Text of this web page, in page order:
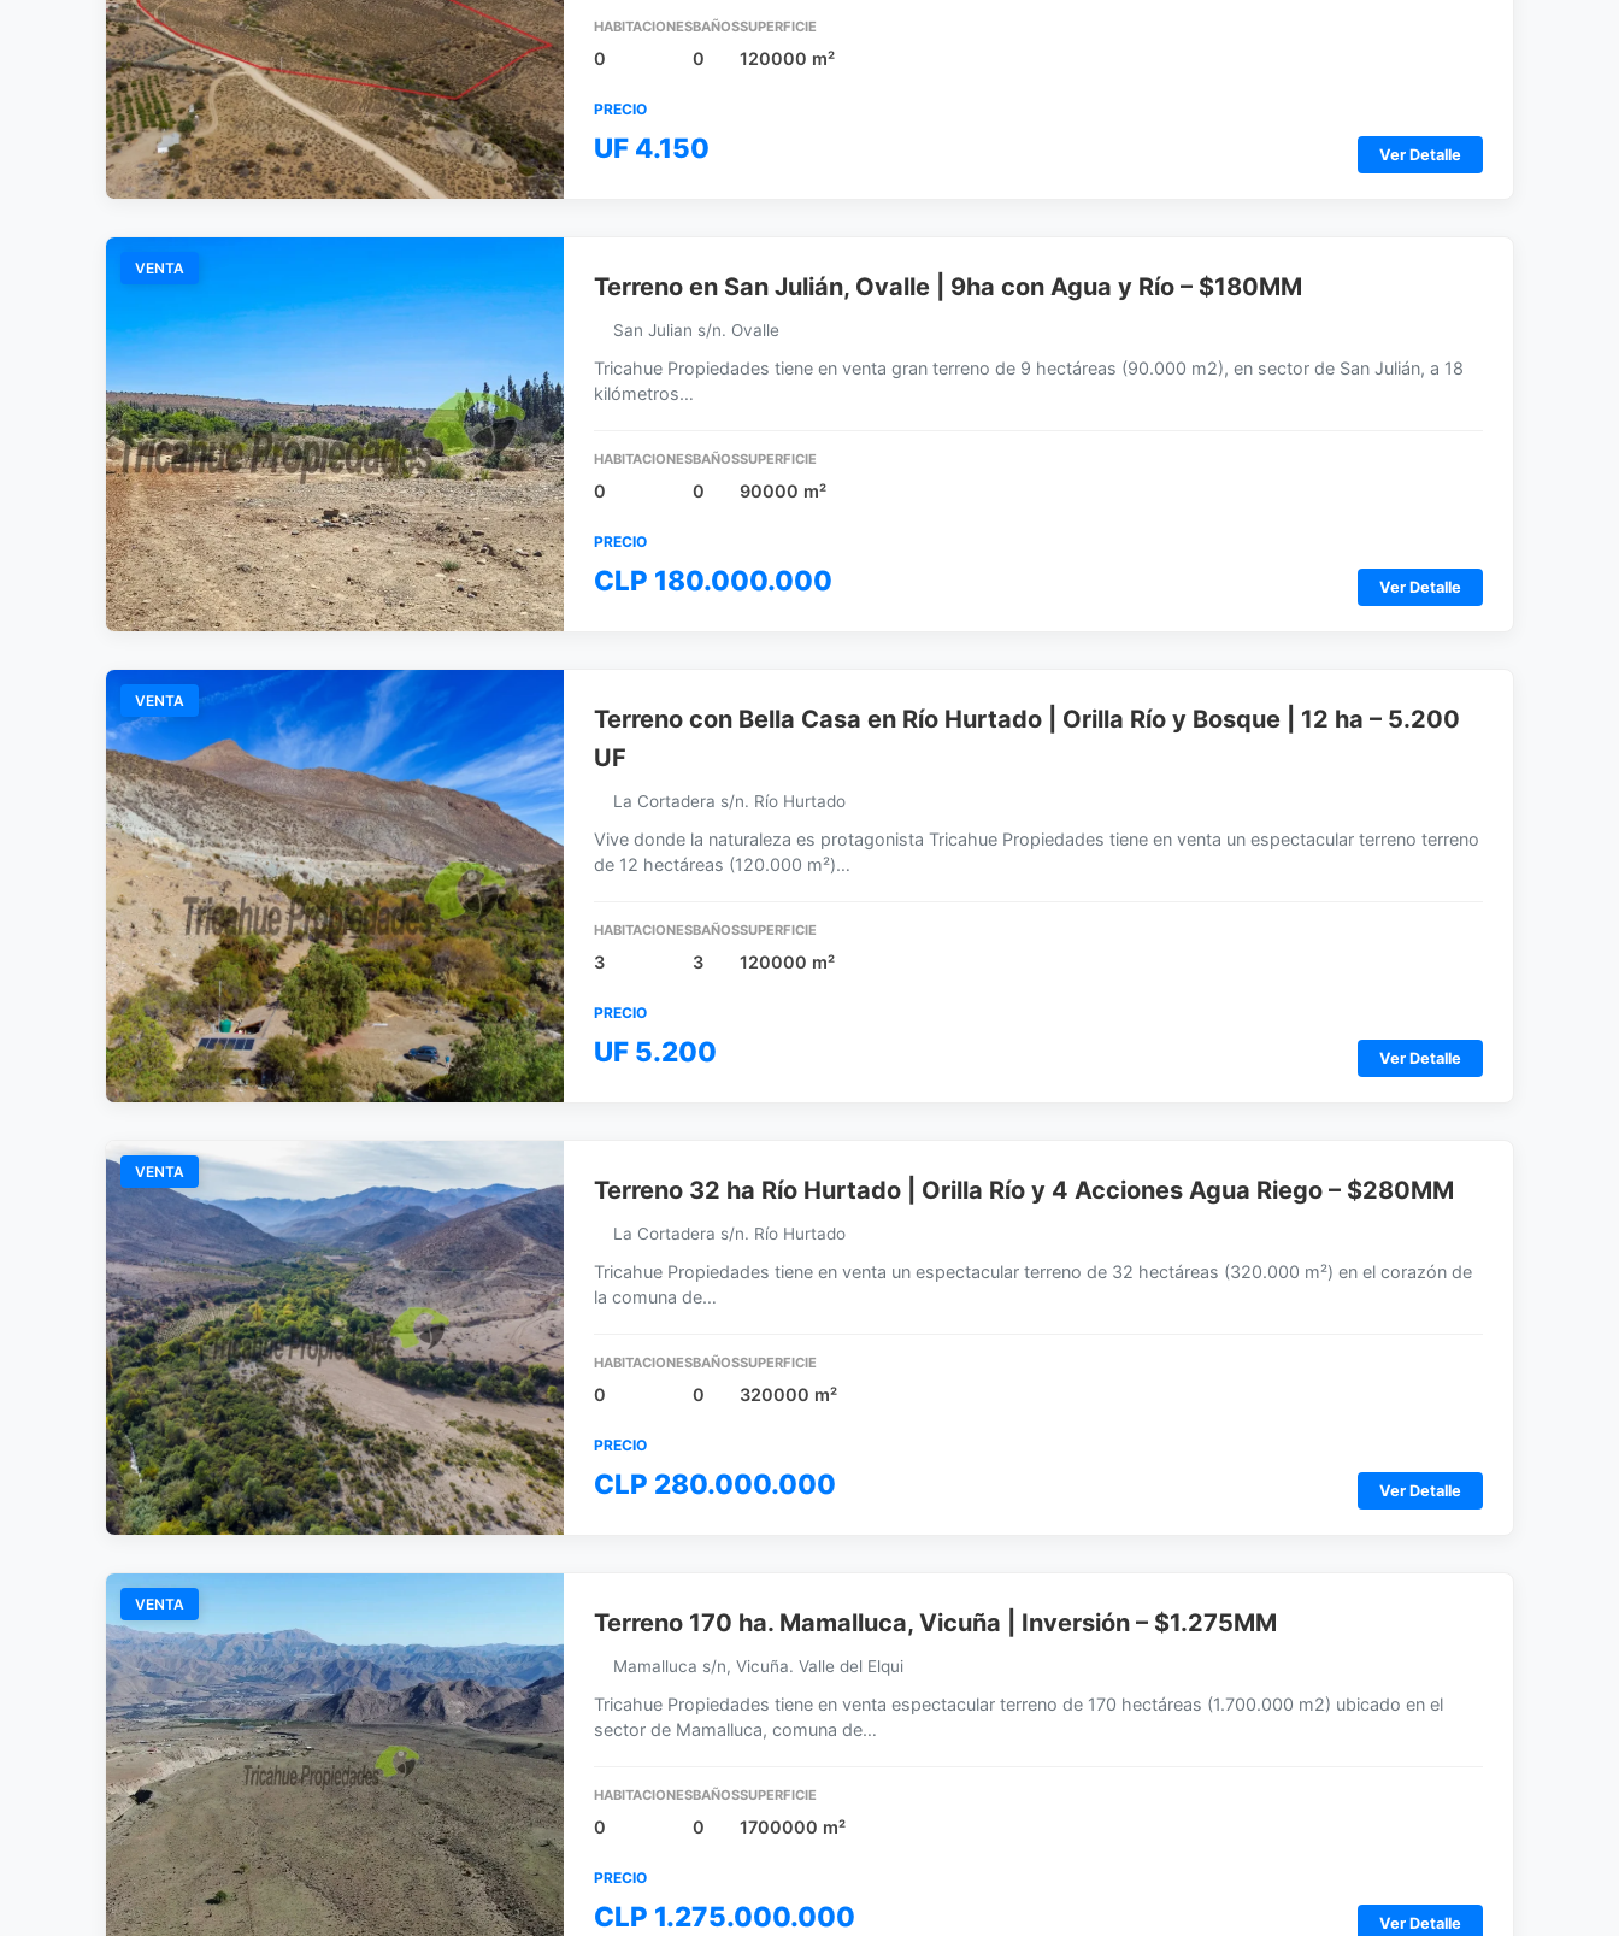
HABITACIONES
0
BAÑOS
0
SUPERFICIE
120000 m²
PRECIO
UF 4.150 Ver Detalle
VENTA
Terreno en San Julián, Ovalle | 9ha con Agua y Río – $180MM
San Julian s/n. Ovalle
Tricahue Propiedades tiene en venta gran terreno de 9 hectáreas (90.000 m2), en sector de San Julián, a 18
kilómetros…
HABITACIONES
0
BAÑOS
0
SUPERFICIE
90000 m²
PRECIO
CLP 180.000.000 Ver Detalle
VENTA
Terreno con Bella Casa en Río Hurtado | Orilla Río y Bosque | 12 ha – 5.200
UF
La Cortadera s/n. Río Hurtado
Vive donde la naturaleza es protagonista Tricahue Propiedades tiene en venta un espectacular terreno terreno
de 12 hectáreas (120.000 m²)…
HABITACIONES
3
BAÑOS
3
SUPERFICIE
120000 m²
PRECIO
UF 5.200 Ver Detalle
VENTA
Terreno 32 ha Río Hurtado | Orilla Río y 4 Acciones Agua Riego – $280MM
La Cortadera s/n. Río Hurtado
Tricahue Propiedades tiene en venta un espectacular terreno de 32 hectáreas (320.000 m²) en el corazón de
la comuna de…
HABITACIONES
0
BAÑOS
0
SUPERFICIE
320000 m²
PRECIO
CLP 280.000.000 Ver Detalle
VENTA
Terreno 170 ha. Mamalluca, Vicuña | Inversión – $1.275MM
Mamalluca s/n, Vicuña. Valle del Elqui
Tricahue Propiedades tiene en venta espectacular terreno de 170 hectáreas (1.700.000 m2) ubicado en el
sector de Mamalluca, comuna de…
HABITACIONES
0
BAÑOS
0
SUPERFICIE
1700000 m²
PRECIO
CLP 1.275.000.000 Ver Detalle